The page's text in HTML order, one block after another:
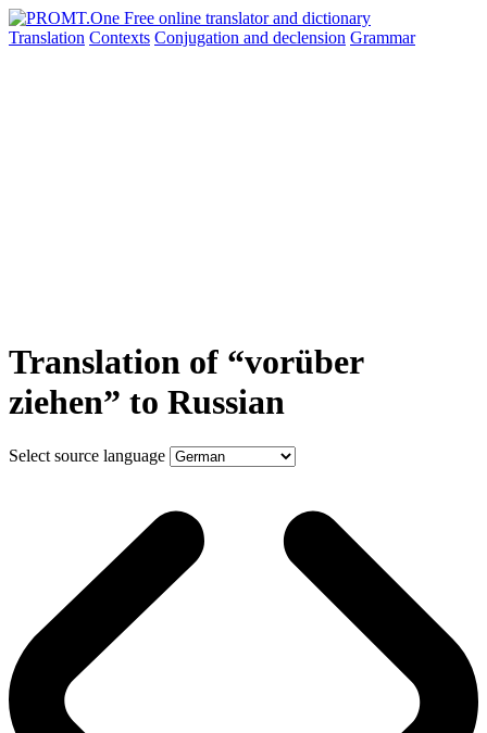
Translation Contexts Conjugation and declension Grammar
Translation of “vorüber
ziehen” to Russian
Select source language